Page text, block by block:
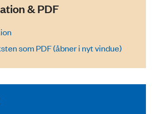
& PDF
som PDF (åbner i nyt vindue)